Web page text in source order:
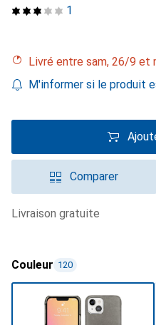
1
Livré entre sam, 26/9 et
M'informer si le produit
Comparer
livraison gratuite
Couleur 120